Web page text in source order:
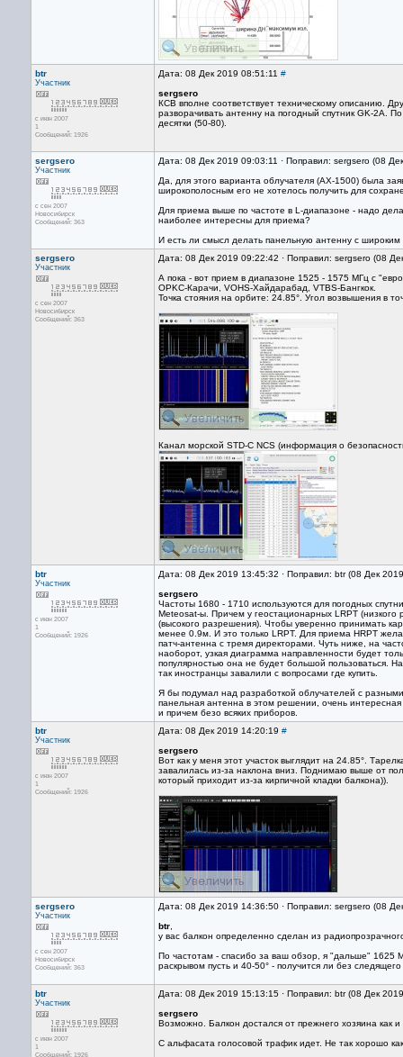
btr
Участник
с июн 2007
1
Сообщений: 1926
Дата: 08 Дек 2019 08:51:11 #
sergsero
КСВ вполне соответствует техническому описанию.
разворачивать антенну на погодный спутник GK-2A.
десятки (50-80).
sergsero
Участник
с сен 2007
Новосибирск
Сообщений: 363
Дата: 08 Дек 2019 09:03:11 · Поправил: sergsero (08
Да, для этого варианта облучателя (AX-1500) была
широкополосным его не хотелось получить для
Для приема выше по частоте в L-диапазоне - надо
наиболее интересны для приема?
И есть ли смысл делать панельную антенну с
sergsero
Участник
с сен 2007
Новосибирск
Сообщений: 363
Дата: 08 Дек 2019 09:22:42 · Поправил: sergsero (08
А пока - вот прием в диапазоне 1525 - 1575 МГц с
OPKC-Карачи, VOHS-Хайдарабад, VTBS-Бангкок.
Точка стояния на орбите: 24.85°. Угол возвышения в
Канал морской STD-C NCS (информация о
btr
Участник
с июн 2007
1
Сообщений: 1926
Дата: 08 Дек 2019 13:45:32 · Поправил: btr (08 Дек
sergsero
Частоты 1680 - 1710 используются для погодных
Meteosat-ы. Причем у геостационарных LRPT
(высокого разрешения). Чтобы уверенно принимать
менее 0.9м. И это только LRPT. Для приема HRPT
патч-антенна с тремя директорами. Чуть ниже, на
наоборот, узкая диаграмма направленности будет
популярностью она не будет большой пользоваться.
так иностранцы завалили с вопросами где купить.
Я бы подумал над разработкой облучателей с
панельная антенна в этом решении, очень
и причем безо всяких приборов.
btr
Участник
с июн 2007
1
Сообщений: 1926
Дата: 08 Дек 2019 14:20:19 #
sergsero
Вот как у меня этот участок выглядит на 24.85°.
завалилась из-за наклона вниз. Поднимаю выше от
который приходит из-за кирпичной кладки балкона)).
sergsero
Участник
с сен 2007
Новосибирск
Сообщений: 363
Дата: 08 Дек 2019 14:36:50 · Поправил: sergsero (08
btr
у вас балкон определенно сделан из
По частотам - спасибо за ваш обзор, я "дальше" 1625
раскрывом пусть и 40-50° - получится ли без
btr
Участник
с июн 2007
1
Сообщений: 1926
Дата: 08 Дек 2019 15:13:15 · Поправил: btr (08 Дек
sergsero
Возможно. Балкон достался от прежнего хозяина как
С альфасата голосовой трафик идет. Не так хорошо